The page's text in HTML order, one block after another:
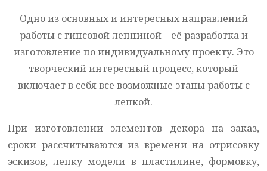
Одно из основных и интересных направлений
работы с гипсовой лепниной – её разработка и
изготовление по индивидуальному проекту. Это
творческий интересный процесс, который
включает в себя все возможные этапы работы с
лепкой.
При изготовлении элементов декора на заказ,
сроки рассчитываются из времени на отрисовку
эскизов, лепку модели в пластилине, формовку,